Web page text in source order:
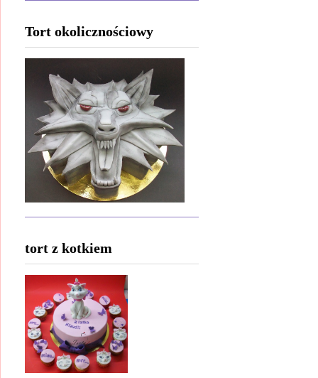
Tort okolicznościowy
tort z kotkiem